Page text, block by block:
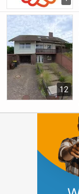
12